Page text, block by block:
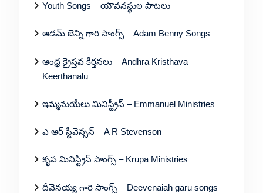
Youth Songs – యౌవనస్థుల పాటలు
ఆడమ్ బెన్ని గారి సాంగ్స్ – Adam Benny Songs
ఆంధ్ర క్రైస్తవ కీర్తనలు – Andhra Kristhava
Keerthanalu
ఇమ్మనుయేలు మినిస్ట్రీస్ – Emmanuel Ministries
ఎ ఆర్ స్టీవెన్సన్ – A R Stevenson
కృప మినిస్ట్రీస్ సాంగ్స్ – Krupa Ministries
దీవెనయ్య గారి సాంగ్స్ – Deevenaiah garu songs